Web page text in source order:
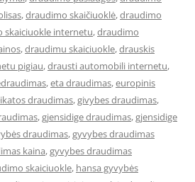
,draudimo skaičiuoklė,draudimo
skaiciuokle internetu,draudimo
,draudimu skaiciuokle,drauskis
pigiau,drausti automobili internetu,
,eta draudimas,europinis
draudimas,givybes draudimas,
,gjensidige draudimas,gjensidige
draudimas,gyvybes draudimas
kaina,gyvybes draudimas
skaiciuokle, hansa gyvybės